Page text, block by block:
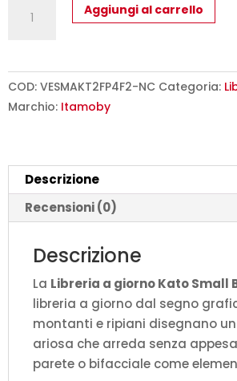
Small
B
P.36
H.204
cm
quantità
Aggiungi al carrello
COD: VESMAKT2FP4F2-NC Categoria:
Marchio: Itamoby
Descrizione
Recensioni (0)
Descrizione
La Libreria a giorno Kato Small
libreria a giorno dal segno
montanti e ripiani disegnano
ariosa che arreda senza
parete o bifacciale come